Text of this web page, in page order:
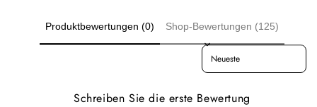
Produktbewertungen (0) Shop-Bewertungen (125)
Sort reviews by
Schreiben Sie die erste Bewertung